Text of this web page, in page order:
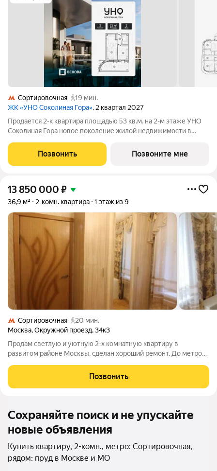
Сортировочная
19 мин.
ЖК «УНО Соколиная Гора», 2 квартал 2027
Продается 2-к квартира площадью 53 кв.м. на 2-м этаже УНО
Соколиная Гора новое поколение жилой недвижимости в
от Измайловского парка. Динамичная и современная
архитектура формирует доминанту
Позвонить Позвоните мне
13 850 000 ₽
36,9 м² 2-комн. квартира 1 этаж из 9
Сортировочная
20 мин.
Москва,Окружной проезд,34к3
Продам светлую и уютную 2-х комнатную квартиру в
развитом районе Москвы, сделан хороший ремонт. До метро
магазины продуктовые и хозяйственные, Измайловский парк,
пруд, детские и спортивные
Позвонить
Сохраняйте поиск и не упускайте
новые объявления
Купить квартиру, 2-комн., метро: Сортировочная,
рядом: пруд в Москве и МО